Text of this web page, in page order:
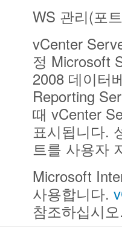
WS 관리(포
vCenter
정 Microsoft
2008 데이터
Reporting
때 vCenter
표시됩니다.
트를 사용자
Microsoft
사용합니다.
참조하십시